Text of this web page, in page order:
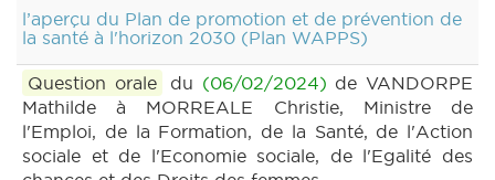
l’aperçu du Plan de promotion et de prévention de
la santé à l'horizon 2030 (Plan WAPPS)
Question orale du (06/02/2024) de VANDORPE
Mathilde à MORREALE Christie, Ministre de
l'Emploi, de la Formation, de la Santé, de l'Action
sociale et de l'Economie sociale, de l'Egalité des